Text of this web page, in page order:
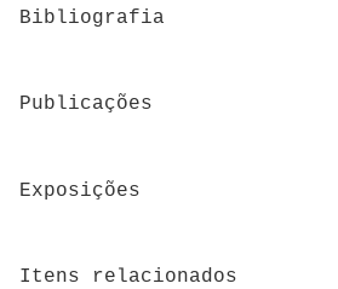
Bibliografia
Publicações
Exposições
Itens relacionados